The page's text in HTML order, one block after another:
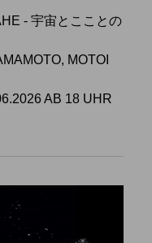
- 宇宙とこことの
MOTOI
AB 18 UHR